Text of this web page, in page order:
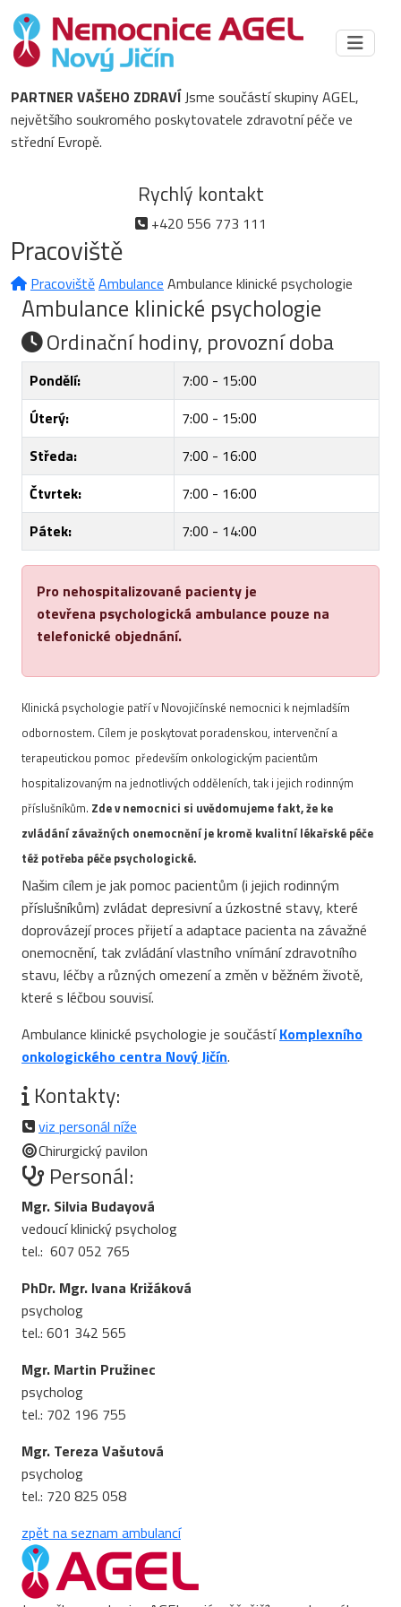
PARTNER VAŠEHO ZDRAVÍJsme součástí skupiny AGEL,
největšího soukromého poskytovatele zdravotní péče ve
střední Evropě.
Rychlý kontakt
+420 556 773 111
Pracoviště
PracovištěAmbulance Ambulance klinické psychologie
Ambulance klinické psychologie
Ordinační hodiny, provozní doba
Pondělí:
7:00 - 15:00
Úterý:
7:00 - 15:00
Středa:
7:00 - 16:00
Čtvrtek:
7:00 - 16:00
Pátek:
7:00 - 14:00
Pro nehospitalizované pacienty je
otevřena psychologická ambulance pouze na
telefonické objednání.
Klinická psychologie patří v Novojičínské nemocnici k nejmladším
odbornostem. Cílem je poskytovat poradenskou, intervenční a
terapeutickou pomoc především onkologickým pacientům
hospitalizovaným na jednotlivých odděleních, tak i jejich rodinným
příslušníkům. Zde v nemocnici si uvědomujeme fakt, že ke
zvládání závažných onemocnění je kromě kvalitní lékařské péče
též potřeba péče psychologické.
Našim cílem je jak pomoc pacientům (i jejich rodinným
příslušníkům) zvládat depresivní a úzkostné stavy, které
doprovázejí proces přijetí a adaptace pacienta na závažné
onemocnění, tak zvládání vlastního vnímání zdravotního
stavu, léčby a různých omezení a změn v běžném životě,
které s léčbou souvisí.
Ambulance klinické psychologie je součástíKomplexního
onkologického centra Nový Jičín.
Kontakty:
viz personál níže
Chirurgický pavilon
Personál:
Mgr. Silvia Budayová
vedoucí klinický psycholog
​tel.: 607 052 765
PhDr. Mgr. Ivana Križáková
psycholog
tel.: 601 342 565
Mgr. Martin Pružinec
psycholog
tel.: 702 196 755
Mgr. Tereza Vašutová
psycholog
​tel.: 720 825 058
zpět na seznam ambulancí